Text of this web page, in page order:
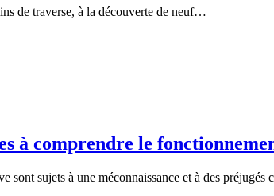
de traverse, à la découverte de neuf…
à comprendre le
sont sujets à une méconnaissance et à des préjugés